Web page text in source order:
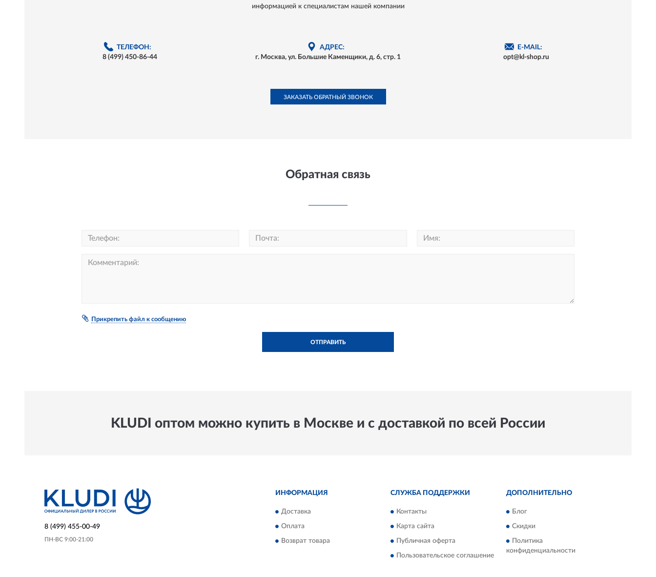
информацией к специалистам нашей компании
ТЕЛЕФОН:
8 (499) 450-86-44
E-MAIL:
opt@kl-shop.ru
АДРЕС:
г. Москва, ул. Большие Каменщики, д. 6, стр. 1
ЗАКАЗАТЬ ОБРАТНЫЙ ЗВОНОК
Обратная связь
Прикрепить файл к сообщению
ОТПРАВИТЬ
KLUDI оптом можно купить в Москве и с доставкой по всей России
8 (499) 455-00-49
ПН-ВС 9:00-21:00
ИНФОРМАЦИЯ
Доставка
Оплата
Возврат товара
СЛУЖБА ПОДДЕРЖКИ
Контакты
Карта сайта
Публичная оферта
Пользовательское соглашение
ДОПОЛНИТЕЛЬНО
Блог
Скидки
Политика
конфиденциальности